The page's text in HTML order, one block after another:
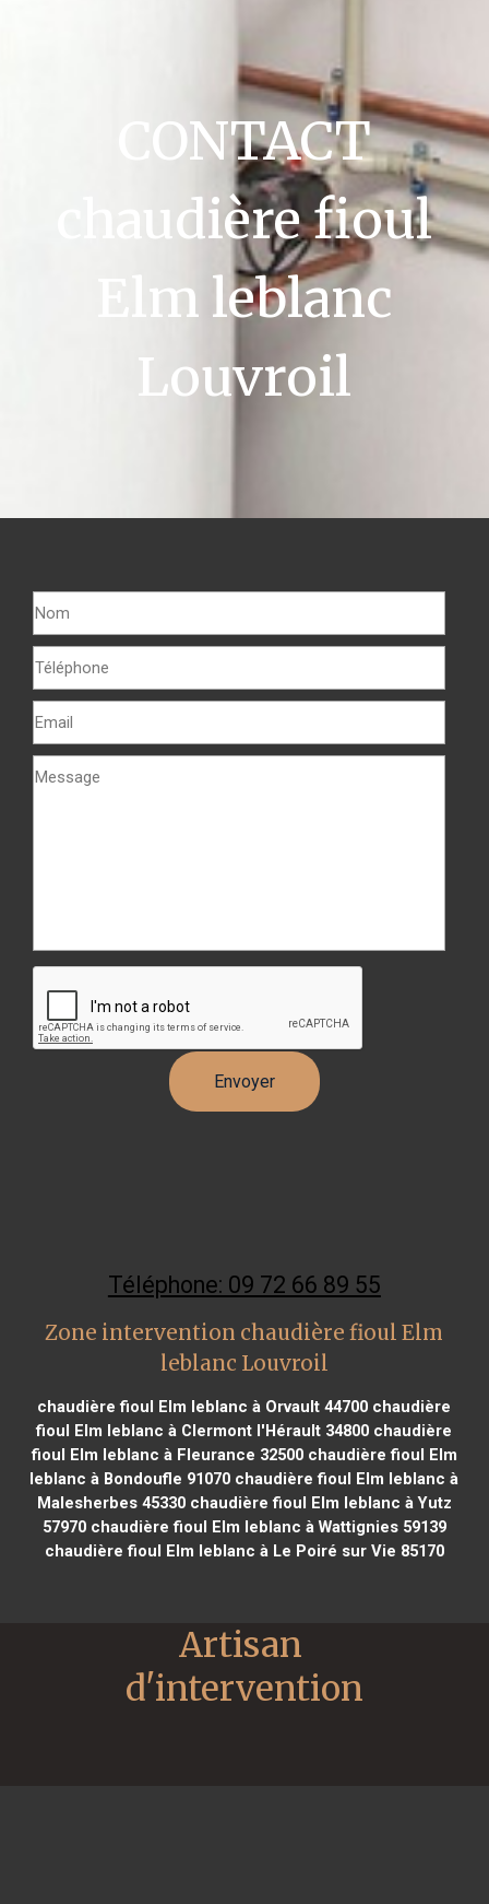
CONTACT
chaudière fioul
Elm leblanc
Louvroil
Téléphone: 09 72 66 89 55
Zone intervention chaudière fioul Elm
leblanc Louvroil
chaudière fioul Elm leblanc à Orvault 44700 chaudière
fioul Elm leblanc à Clermont l'Hérault 34800 chaudière
fioul Elm leblanc à Fleurance 32500chaudière fioul Elm
leblanc à Bondoufle 91070 chaudière fioul Elm leblanc à
Malesherbes 45330chaudière fioul Elm leblanc à Yutz
57970chaudière fioul Elm leblanc à Wattignies 59139
chaudière fioul Elm leblanc à Le Poiré sur Vie 85170
Artisan
d'intervention